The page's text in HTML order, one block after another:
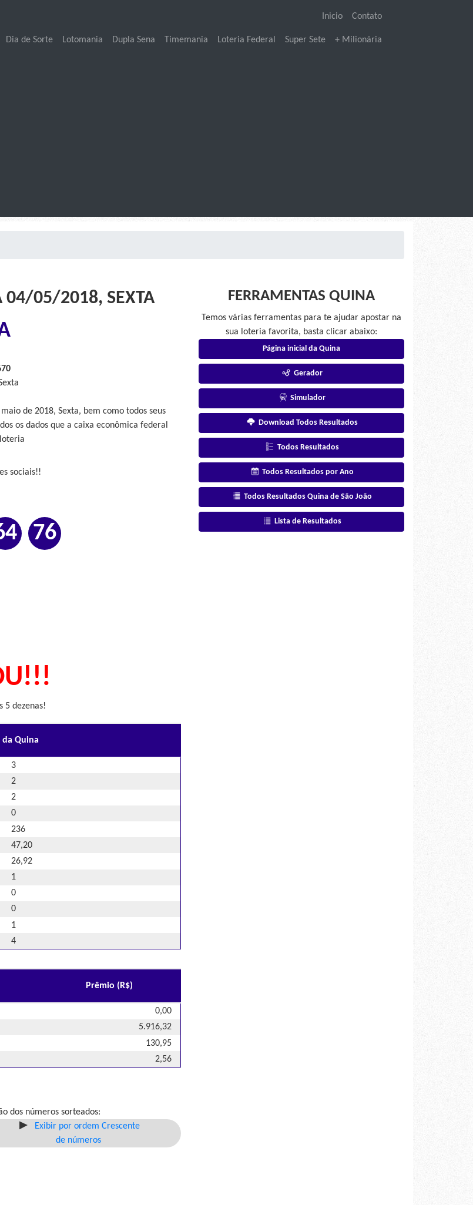
Inicio Contato
Dia de Sorte Lotomania Dupla Sena Timemania Loteria Federal Super Sete + Milionária
04/05/2018, SEXTA
de 2018, Sexta, bem como todos seus
os dados que a caixa econômica federal
sociais!!
76
5 dezenas!
da Quina
3
2
2
0
236
47,20
26,92
1
0
0
1
4
Prêmio (R$)
0,00
5.916,32
130,95
2,56
dos números sorteados:
Exibir por ordem Crescente
de números
FERRAMENTAS QUINA
Temos várias ferramentas para te ajudar apostar na
sua loteria favorita, basta clicar abaixo:
Página inicial da Quina
Gerador
Simulador
Download Todos Resultados
Todos Resultados
Todos Resultados por Ano
Todos Resultados Quina de São João
Lista de Resultados